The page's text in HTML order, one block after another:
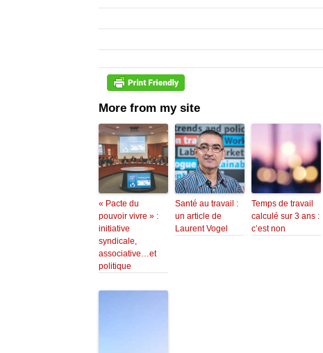
More from my site
« Pacte du
pouvoir vivre » :
initiative
syndicale,
associative…et
politique
Santé au travail :
un article de
Laurent Vogel
Temps de travail
calculé sur 3 ans :
c’est non